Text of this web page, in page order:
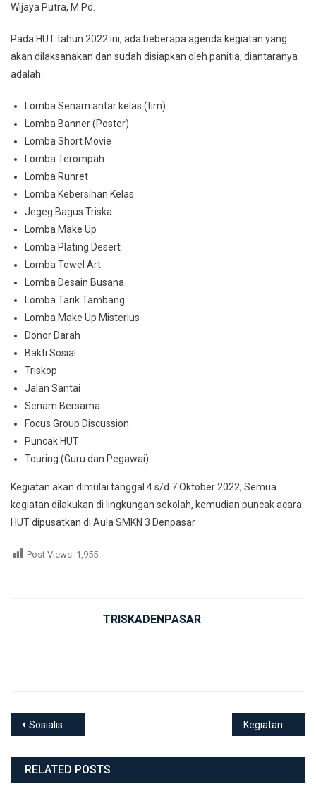
Wijaya Putra, M.Pd.
Pada HUT tahun 2022 ini, ada beberapa agenda kegiatan yang
akan dilaksanakan dan sudah disiapkan oleh panitia, diantaranya
adalah :
Lomba Senam antar kelas (tim)
Lomba Banner (Poster)
Lomba Short Movie
Lomba Terompah
Lomba Runret
Lomba Kebersihan Kelas
Jegeg Bagus Triska
Lomba Make Up
Lomba Plating Desert
Lomba Towel Art
Lomba Desain Busana
Lomba Tarik Tambang
Lomba Make Up Misterius
Donor Darah
Bakti Sosial
Triskop
Jalan Santai
Senam Bersama
Focus Group Discussion
Puncak HUT
Touring (Guru dan Pegawai)
Kegiatan akan dimulai tanggal 4 s/d 7 Oktober 2022, Semua
kegiatan dilakukan di lingkungan sekolah, kemudian puncak acara
HUT dipusatkan di Aula SMKN 3 Denpasar
Post Views: 1,955
TRISKADENPASAR
Post navigation
Sosialisasi Kanker dan Tumor
RELATED POSTS